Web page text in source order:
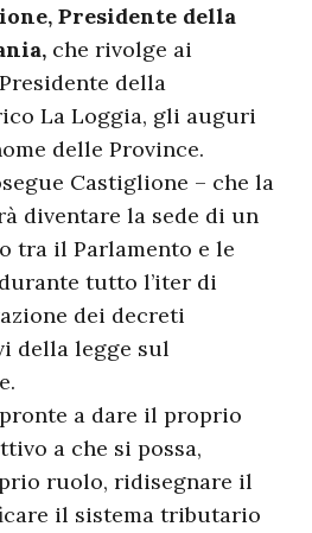
Presidente della
che rivolge ai
della
La Loggia, gli auguri
delle Province.
Castiglione – che la
diventare la sede di un
tra il Parlamento e le
tutto l’iter di
dei decreti
della legge sul
a dare il proprio
a che si possa,
ruolo, ridisegnare il
il sistema tributario